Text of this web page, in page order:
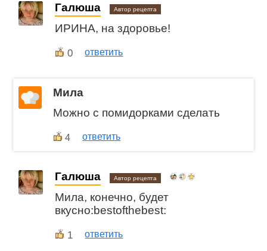
Галюша Автор рецепта
ИРИНА, на здоровье!
0 ответить
Мила
Можно с помидорками сделать
4 ответить
Галюша Автор рецепта
Мила, конечно, будет
вкусно:bestofthebest:
1 ответить